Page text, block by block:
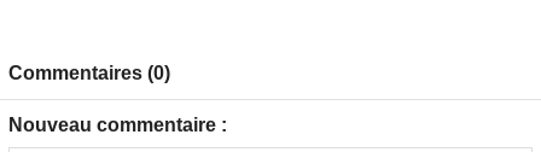
Commentaires (0)
Nouveau commentaire :